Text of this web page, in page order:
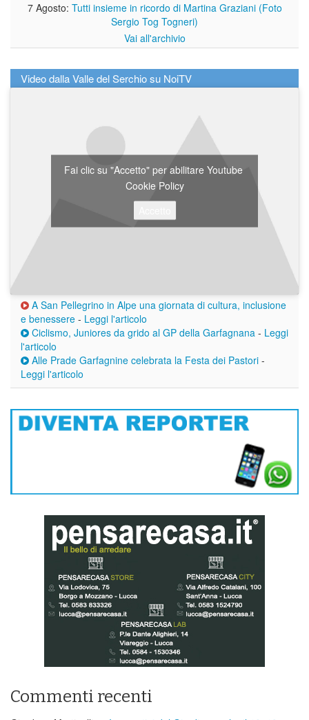
7 Agosto: Tutti insieme in ricordo di Martina Graziani (Foto
Sergio Tog Togneri)
Vai all'archivio
Video dalla Valle del Serchio su NoiTV
Fai clic su "Accetto" per abilitare Youtube
Cookie Policy
A San Pellegrino in Alpe una giornata di cultura, inclusione
e benessere - Leggi l'articolo
Ciclismo, Juniores da grido al GP della Garfagnana - Leggi
l'articolo
Alle Prade Garfagnine celebrata la Festa dei Pastori -
Leggi l'articolo
Commenti recenti